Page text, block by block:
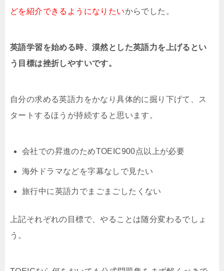
どを紹介できるようになりたいからでした。
英語学習を始める時、漠然とした英語力を上げるとい
う目標は挫折しやすいです。
自分の求める英語力をかなり具体的に掘り下げて、ス
タートするほうが持続すると思います。
会社での昇進のためTOEIC900点以上が必要
海外ドラマなどを字幕なしで見たい
旅行中に英語力でまごまごしたくない
上記それぞれの目標で、やることは随分変わるでしょ
う。